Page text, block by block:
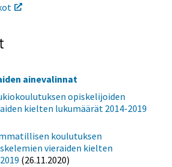
ainevalinnat
opiskelijoiden
kielten lukumäärät 2014-2019
koulutuksen
vieraiden kielten
(26.11.2020)